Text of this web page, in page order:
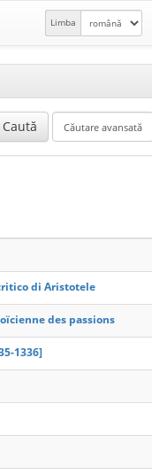
Limba
di Aristotele
des passions
1336]